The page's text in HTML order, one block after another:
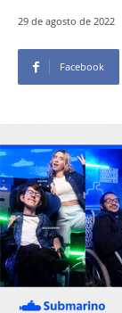
29 de agosto de 2022
Facebook